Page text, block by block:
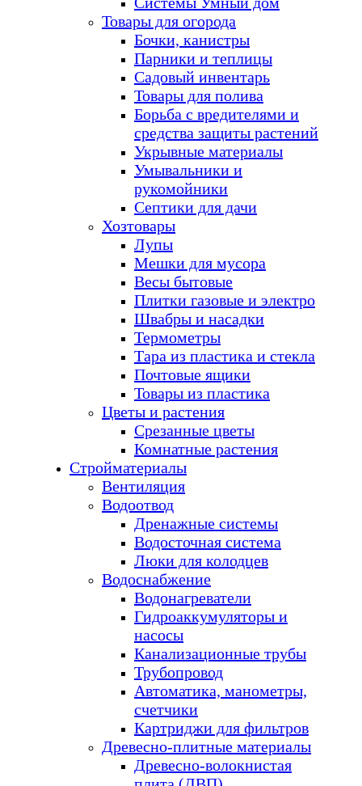
Товары для огорода
Бочки, канистры
Парники и теплицы
Садовый инвентарь
Товары для полива
Борьба с вредителями и
средства защиты растений
Укрывные материалы
Умывальники и
рукомойники
Септики для дачи
Хозтовары
Лупы
Мешки для мусора
Весы бытовые
Плитки газовые и электро
Швабры и насадки
Термометры
Тара из пластика и стекла
Почтовые ящики
Товары из пластика
Цветы и растения
Срезанные цветы
Комнатные растения
Стройматериалы
Вентиляция
Водоотвод
Дренажные системы
Водосточная система
Люки для колодцев
Водоснабжение
Водонагреватели
Гидроаккумуляторы и
насосы
Канализационные трубы
Трубопровод
Автоматика, манометры,
счетчики
Картриджи для фильтров
Древесно-плитные материалы
Древесно-волокнистая